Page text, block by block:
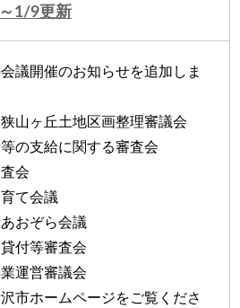
1/9更新
議開催のお知らせを追加しま
山ヶ丘土地区画整理審議会
の支給に関する審査会
会
て会議
おぞら会議
付等審査会
運営審議会
市ホームページをご覧くださ